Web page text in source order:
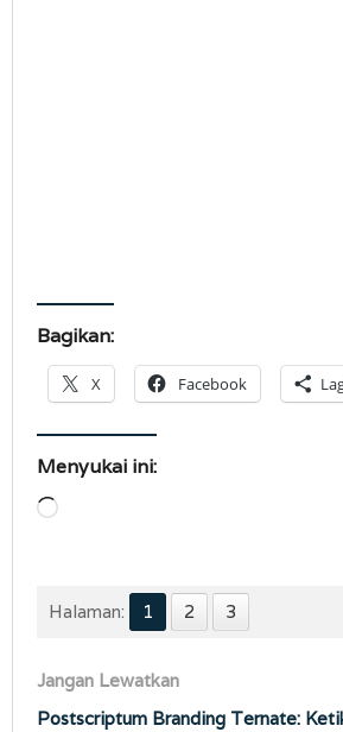
Bagikan:
X Facebook
Menyukai ini:
Memuat...
Halaman: 1 2 3
Jangan Lewatkan
Postscriptum Branding Ternate: